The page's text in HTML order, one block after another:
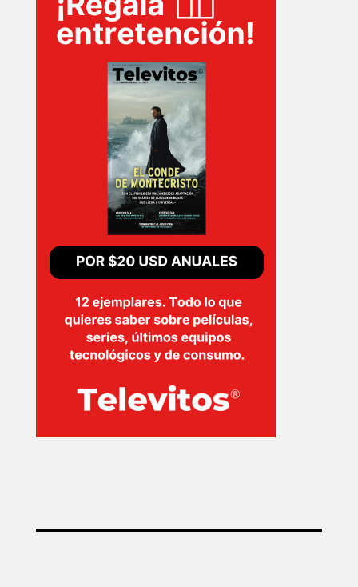
INICIO
PELICULAS
SERIES
TECNOVITOS
EVENTOS